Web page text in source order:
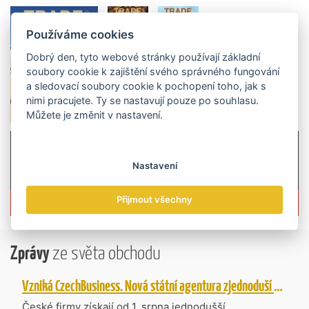
Více informací o časopisu »
Zprávyze světa obchodu
Vzniká CzechBusiness. Nová státní agentura zjednoduší podporu českých firem
Používáme cookies
Dobrý den, tyto webové stránky používají základní
soubory cookie k zajištění svého správného fungování
a sledovací soubory cookie k pochopení toho, jak s
nimi pracujete. Ty se nastavují pouze po souhlasu.
Můžete je změnit v nastavení.
Nastavení
Přijmout všechny